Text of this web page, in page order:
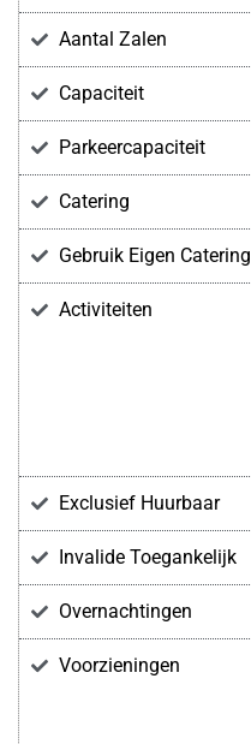
Aantal Zalen
Capaciteit
Parkeercapaciteit
Catering
Gebruik Eigen Catering
Activiteiten
Exclusief Huurbaar
Invalide Toegankelijk
Overnachtingen
Voorzieningen